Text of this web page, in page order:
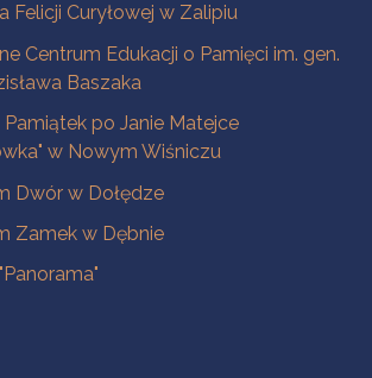
Felicji Curyłowej w Zalipiu
Centrum Edukacji o Pamięci im. gen.
Baszaka
Pamiątek po Janie Matejce
w Nowym Wiśniczu
Dwór w Dołędze
Zamek w Dębnie